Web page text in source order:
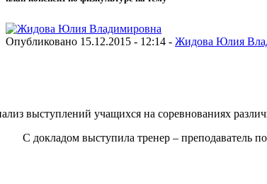
Опубликовано 15.12.2015 - 12:14 - Жидова Юлия
выступлений учащихся на соревнованиях
С докладом выступила тренер – преподаватель